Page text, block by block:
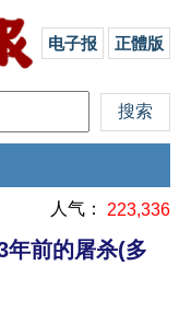
电子报 正體版
人气： 223,336
年前的屠杀(多